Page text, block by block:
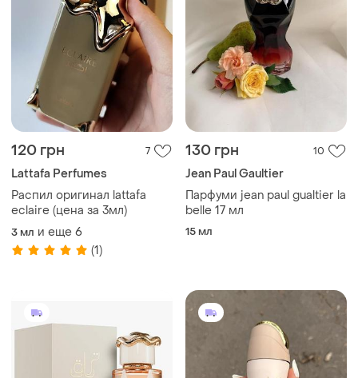
120 грн 7
Lattafa Perfumes
Распил оригинал lattafa
eclaire (цена за 3мл)
3 мл и еще 6
(1)
130 грн 10
Jean Paul Gaultier
Парфуми jean paul gualtier la
belle 17 мл
15 мл